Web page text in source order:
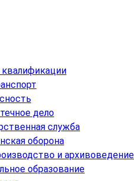
дело
служба
оборона
и архивоведение
образование